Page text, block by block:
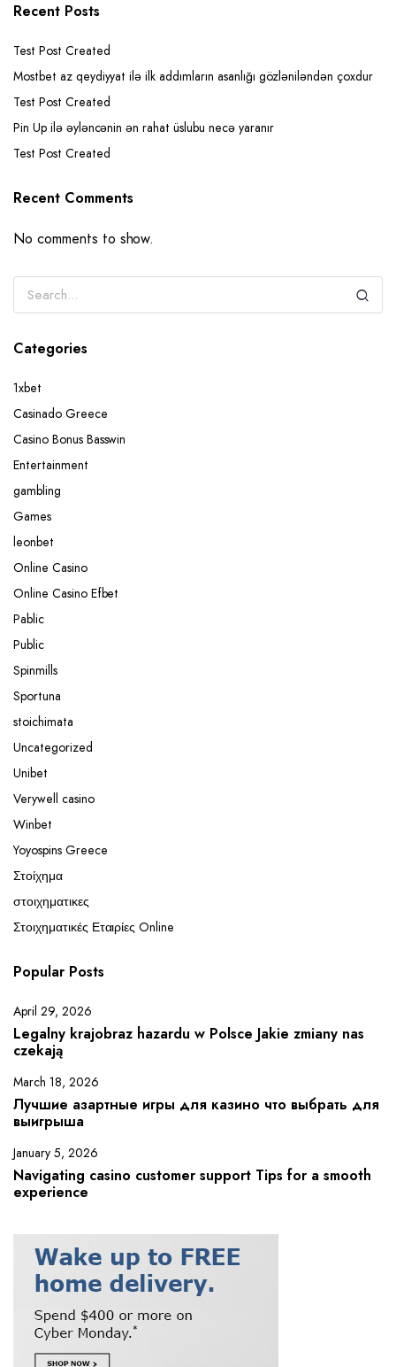
Recent Posts
Test Post Created
Mostbet az qeydiyyat ilə ilk addımların asanlığı gözləniləndən çoxdur
Test Post Created
Pin Up ilə əyləncənin ən rahat üslubu necə yaranır
Test Post Created
Recent Comments
No comments to show.
Categories
1xbet
Casinado Greece
Casino Bonus Basswin
Entertainment
gambling
Games
leonbet
Online Casino
Online Casino Efbet
Pablic
Public
Spinmills
Sportuna
stoichimata
Uncategorized
Unibet
Verywell casino
Winbet
Yoyospins Greece
Στοίχημα
στοιχηματικες
Στοιχηματικές Εταιρίες Online
Popular Posts
April 29, 2026
Legalny krajobraz hazardu w Polsce Jakie zmiany nas
czekają
March 18, 2026
Лучшие азартные игры для казино что выбрать для
выигрыша
January 5, 2026
Navigating casino customer support Tips for a smooth
experience